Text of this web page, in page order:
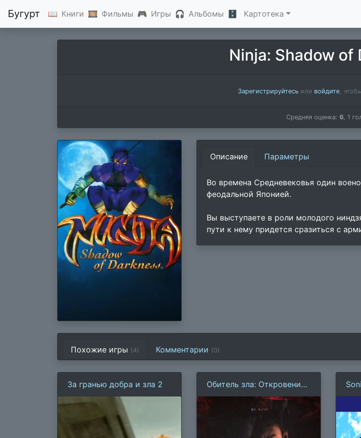
Бугурт 📖 Книги 🎞 Фильмы 🎮 Игры 🎧 Альбомы 🗄 Картотека
Ninja: Shadow of
Зарегистрируйтесьили войдите,
Средняя оценка: 6, 1
Описание Параметры
Во времена Средневековья один
феодальной Японией.
Вы выступаете в роли молодого
пути к нему придется сразиться с
Похожие игры (4) Комментарии (0)
За гранью добра и зла 2
Обитель зла: Откровения
2